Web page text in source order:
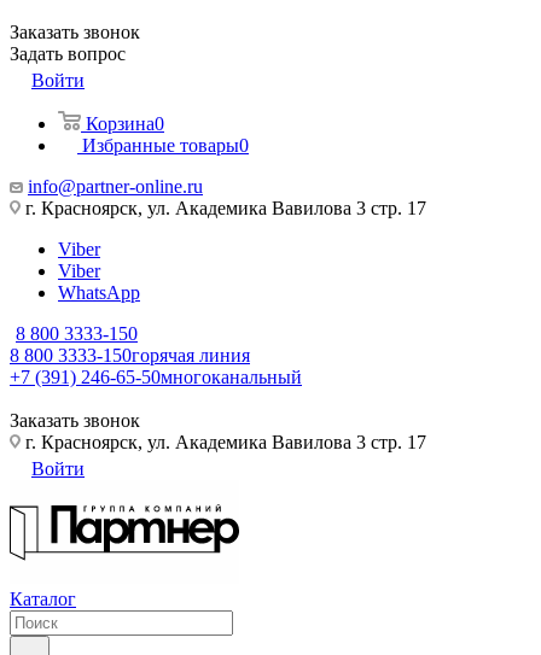
Заказать звонок
Задать вопрос
Войти
Корзина0
Избранные товары0
info@partner-online.ru
г. Красноярск, ул. Академика Вавилова 3 стр. 17
Viber
Viber
WhatsApp
8 800 3333-150
8 800 3333-150горячая линия
+7 (391) 246-65-50многоканальный
Заказать звонок
г. Красноярск, ул. Академика Вавилова 3 стр. 17
Войти
Каталог